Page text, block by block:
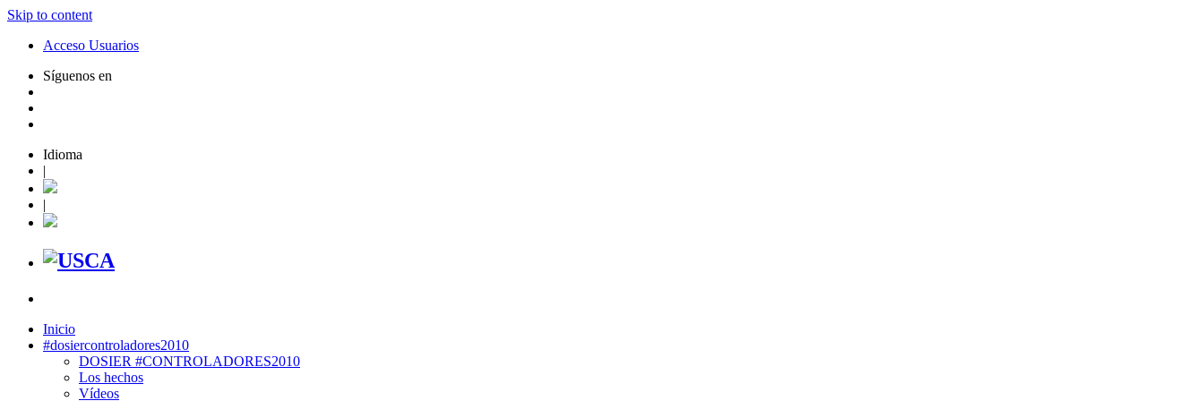
Skip to content
Acceso Usuarios
Síguenos en
Idioma
|
|
Inicio
#dosiercontroladores2010
DOSIER #CONTROLADORES2010
Los hechos
Vídeos